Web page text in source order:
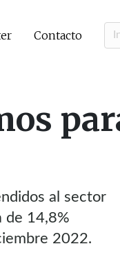
Contacto
al sector
de 14,8%
2022.